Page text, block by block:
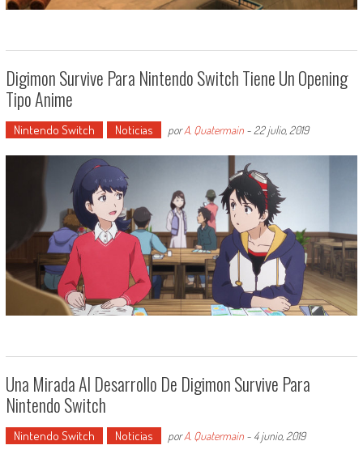
Digimon Survive Para Nintendo Switch Tiene Un Opening
Tipo Anime
Nintendo Switch Noticias porA. Quatermain- 22 julio, 2019
Una Mirada Al Desarrollo De Digimon Survive Para
Nintendo Switch
Nintendo Switch Noticias porA. Quatermain- 4 junio, 2019